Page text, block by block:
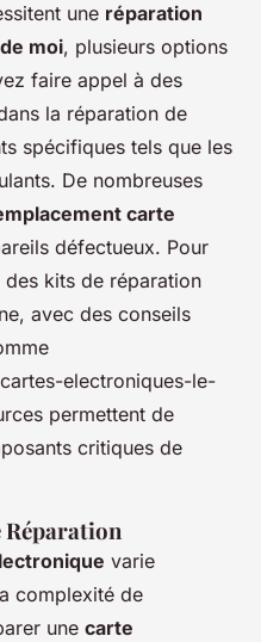
une réparation
moi, plusieurs options
faire appel à des
la réparation de
spécifiques tels que les
De nombreuses
carte
défectueux. Pour
kits de réparation
avec des conseils
electroniques-le-
permettent de
critiques de
Réparation
varie
complexité de
une carte